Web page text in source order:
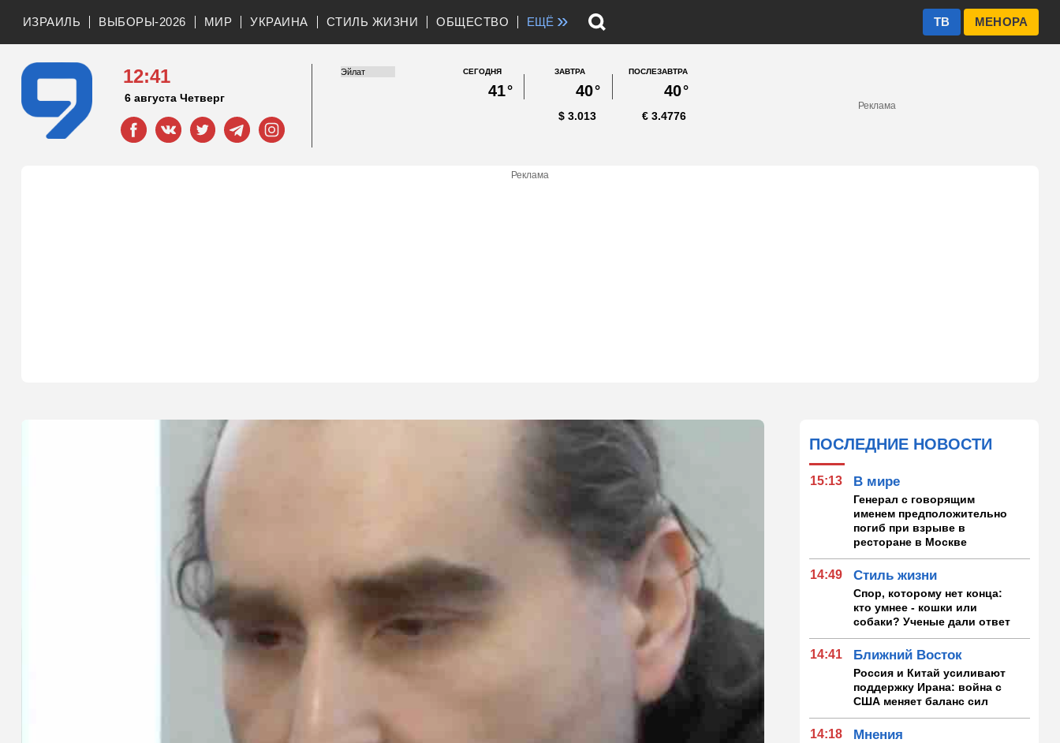
ИЗРАИЛЬ ВЫБОРЫ-2026 МИР УКРАИНА СТИЛЬ ЖИЗНИ ОБЩЕСТВО ЕЩЁ » МЕНОРА
ТВ
12:41
6 августа Четверг
СЕГОДНЯ
41°
ЗАВТРА
40°
ПОСЛЕЗАВТРА
40°
3.013
$ 3.4776
€
Реклама
Реклама
ПОСЛЕДНИЕ НОВОСТИ
15:13 В мире
Генерал с говорящим
именем предположительно
погиб при взрыве в
ресторане в Москве
14:49 Стиль жизни
Спор, которому нет конца:
кто умнее - кошки или
собаки? Ученые дали ответ
14:41 Ближний Восток
Россия и Китай усиливают
поддержку Ирана: война с
США меняет баланс сил
14:18 Мнения